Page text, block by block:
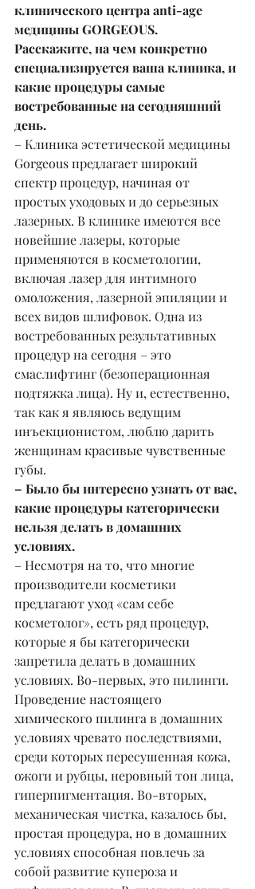
клинического центра anti-age
медицины GORGEOUS.
Расскажите, на чем конкретно
специализируется ваша клиника, и
какие процедуры самые
востребованные на сегодняшний
день.
– Клиника эстетической медицины
Gorgeous предлагает широкий
спектр процедур, начиная от
простых уходовых и до серьезных
лазерных. В клинике имеются все
новейшие лазеры, которые
применяются в косметологии,
включая лазер для интимного
омоложения, лазерной эпиляции и
всех видов шлифовок. Одна из
востребованных результативных
процедур на сегодня – это
смаслифтинг (безоперационная
подтяжка лица). Ну и, естественно,
так как я являюсь ведущим
инъекционистом, люблю дарить
женщинам красивые чувственные
губы.
– Было бы интересно узнать от вас,
какие процедуры категорически
нельзя делать в домашних
условиях.
– Несмотря на то, что многие
производители косметики
предлагают уход «сам себе
косметолог», есть ряд процедур,
которые я бы категорически
запретила делать в домашних
условиях. Во-первых, это пилинги.
Проведение настоящего
химического пилинга в домашних
условиях чревато последствиями,
среди которых пересушенная кожа,
ожоги и рубцы, неровный тон лица,
гиперпигментация. Во-вторых,
механическая чистка, казалось бы,
простая процедура, но в домашних
условиях способная повлечь за
собой развитие купероза и